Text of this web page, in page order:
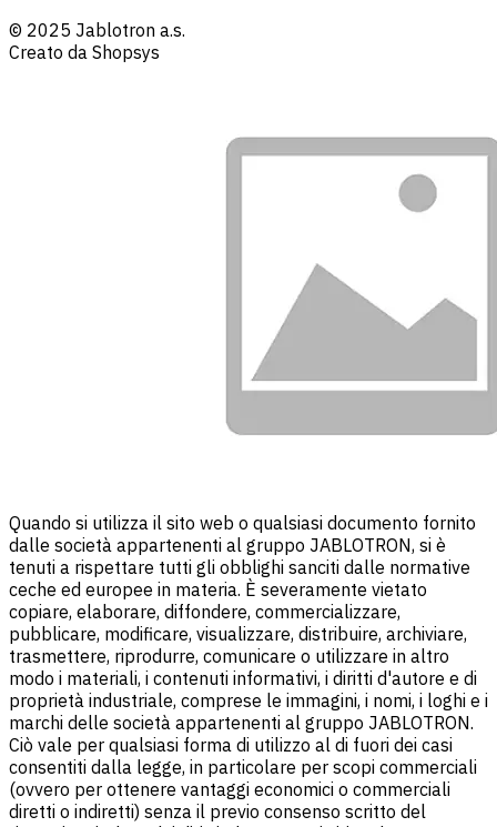
© 2025 Jablotron a.s.
Creato da Shopsys
Quando si utilizza il sito web o qualsiasi documento fornito
dalle società appartenenti al gruppo JABLOTRON, si è
tenuti a rispettare tutti gli obblighi sanciti dalle normative
ceche ed europee in materia. È severamente vietato
copiare, elaborare, diffondere, commercializzare,
pubblicare, modificare, visualizzare, distribuire, archiviare,
trasmettere, riprodurre, comunicare o utilizzare in altro
modo i materiali, i contenuti informativi, i diritti d'autore e di
proprietà industriale, comprese le immagini, i nomi, i loghi e i
marchi delle società appartenenti al gruppo JABLOTRON.
Ciò vale per qualsiasi forma di utilizzo al di fuori dei casi
consentiti dalla legge, in particolare per scopi commerciali
(ovvero per ottenere vantaggi economici o commerciali
diretti o indiretti) senza il previo consenso scritto del